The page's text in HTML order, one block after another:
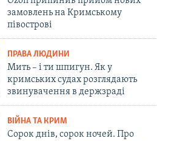
замовлень на Кримському
півострові
ПРАВА ЛЮДИНИ
Мить – і ти шпигун. Як у
кримських судах розглядають
звинувачення в держзраді
ВІЙНА ТА КРИМ
Сорок днів, сорок ночей. Про